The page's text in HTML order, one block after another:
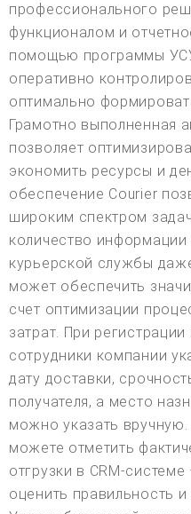
профессионального
функционалом и
помощью программы
оперативно
оптимально
Грамотно выполненная
позволяет
экономить ресурсы и
обеспечение Courier
широким спектром
количество информации
курьерской службы
может обеспечить
счет оптимизации
затрат. При
сотрудники компании
дату доставки,
получателя, а место
можно указать
можете отметить
отгрузки в CRM-
оценить правильность